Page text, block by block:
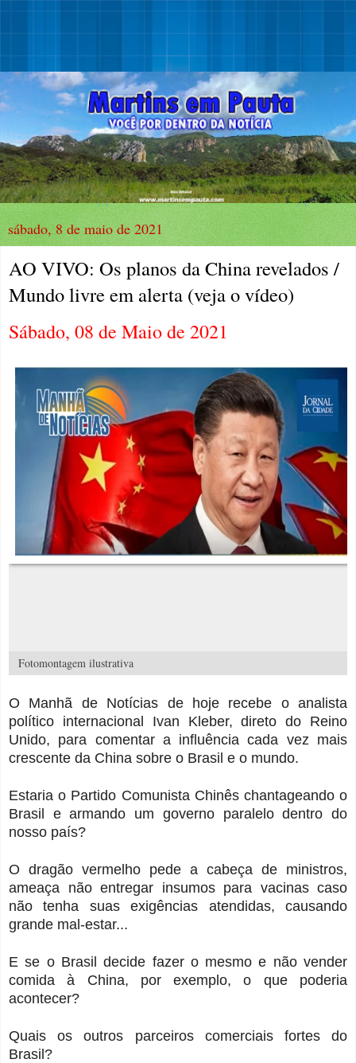
sábado, 8 de maio de 2021
AO VIVO: Os planos da China revelados /
Mundo livre em alerta (veja o vídeo)
Sábado, 08 de Maio de 2021
Fotomontagem ilustrativa
O Manhã de Notícias de hoje recebe o analista
político internacional Ivan Kleber, direto do Reino
Unido, para comentar a influência cada vez mais
crescente da China sobre o Brasil e o mundo.
Estaria o Partido Comunista Chinês chantageando o
Brasil e armando um governo paralelo dentro do
nosso país?
O dragão vermelho pede a cabeça de ministros,
ameaça não entregar insumos para vacinas caso
não tenha suas exigências atendidas, causando
grande mal-estar...
E se o Brasil decide fazer o mesmo e não vender
comida à China, por exemplo, o que poderia
acontecer?
Quais os outros parceiros comerciais fortes do
Brasil?